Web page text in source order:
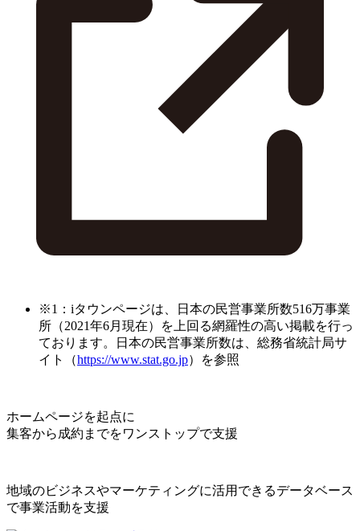
※1：iタウンページは、日本の民営事業所数516万事業
所（2021年6月現在）を上回る網羅性の高い掲載を行っ
ております。日本の民営事業所数は、総務省統計局サ
イト（https://www.stat.go.jp）を参照
ホームページを起点に
集客から成約までをワンストップで支援
地域のビジネスやマーケティングに活用できるデータベース
で事業活動を支援